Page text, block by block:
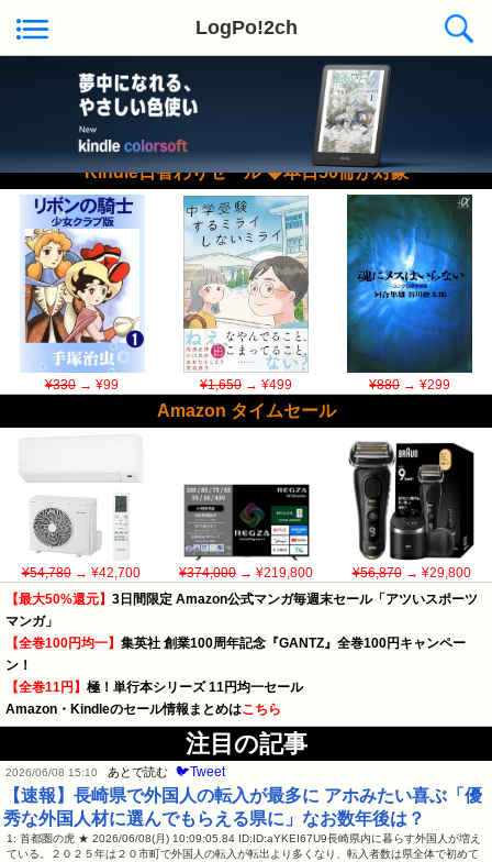
LogPo!2ch
Kindle日替わりセール ◆本日50冊が対象
¥330→ ¥99 ¥1,650→ ¥499 ¥880→ ¥299
Amazon タイムセール
¥54,780→ ¥42,700 ¥374,000 → ¥219,800 ¥56,870→ ¥29,800
【最大50%還元】 3日間限定 Amazon公式マンガ毎週末セール「アツいスポーツ
マンガ」
【全巻100円均一】 集英社 創業100周年記念『GANTZ』全巻100円キャンペー
ン！
【全巻11円】 極！単行本シリーズ 11円均一セール
Amazon・Kindleのセール情報まとめはこちら
注目の記事
2026/06/08 15:10 あとで読む 🐦Tweet
【速報】長崎県で外国人の転入が最多に アホみたい喜ぶ「優
秀な外国人材に選んでもらえる県に」なお数年後は？
1: 首都圏の虎 ★ 2026/06/08(月) 10:09:05.84 ID:ID:aYKEI67U9長崎県内に暮らす外国人が増え
ている。２０２５年は２０市町で外国人の転入が転出より多くなり、転入者数は県全体で初めて